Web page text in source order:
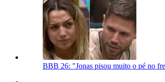
BBB 26: "Jonas pisou muito o pé no